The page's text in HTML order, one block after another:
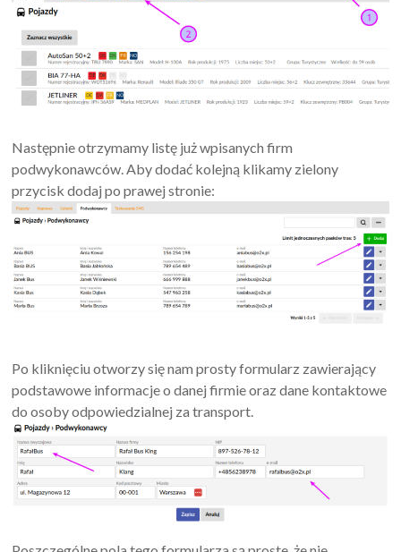
Następnie otrzymamy listę już wpisanych firm
podwykonawców. Aby dodać kolejną klikamy zielony
przycisk dodaj po prawej stronie:
Po kliknięciu otworzy się nam prosty formularz zawierający
podstawowe informacje o danej firmie oraz dane kontaktowe
do osoby odpowiedzialnej za transport.